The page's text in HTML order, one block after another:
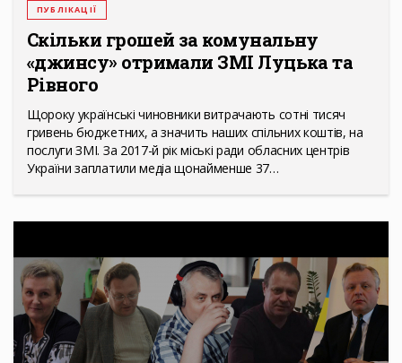
ПУБЛІКАЦІЇ
Скільки грошей за комунальну
«джинсу» отримали ЗМІ Луцька та
Рівного
Щороку українські чиновники витрачають сотні тисяч
гривень бюджетних, а значить наших спільних коштів, на
послуги ЗМІ. За 2017-й рік міські ради обласних центрів
України заплатили медіа щонайменше 37…